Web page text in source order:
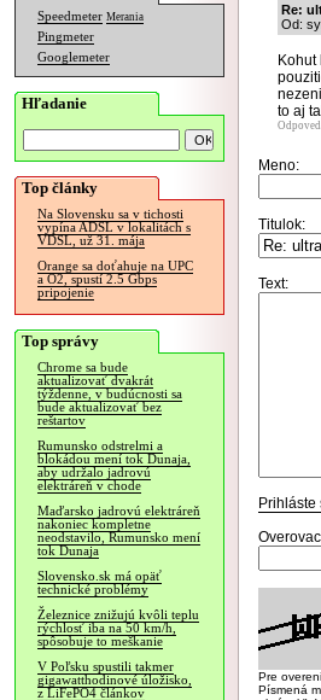
Speedmeter Merania
Pingmeter
Googlemeter
Hľadanie
Top články
Na Slovensku sa v tichosti
vypína ADSL v lokalitách s
VDSL, už 31. mája
Orange sa doťahuje na UPC
a O2, spustí 2.5 Gbps
pripojenie
Top správy
Chrome sa bude
aktualizovať dvakrát
týždenne, v budúcnosti sa
bude aktualizovať bez
reštartov
Rumunsko odstrelmi a
blokádou mení tok Dunaja,
aby udržalo jadrovú
elektráreň v chode
Maďarsko jadrovú elektráreň
nakoniec kompletne
neodstavilo, Rumunsko mení
tok Dunaja
Slovensko.sk má opäť
technické problémy
Železnice znižujú kvôli teplu
rýchlosť iba na 50 km/h,
spôsobuje to meškanie
V Poľsku spustili takmer
gigawatthodinové úložisko,
z LiFePO4 článkov
Re:
Od:
to aj
Meno:
Titulok:
Text:
Prihláste
Pre
Písmená